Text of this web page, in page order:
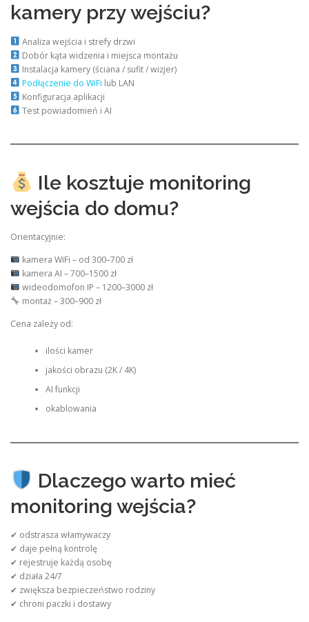
kamery przy wejściu?
Analiza wejścia i strefy drzwi
Dobór kąta widzenia i miejsca montażu
Instalacja kamery (ściana / sufit / wizjer)
Podłączenie do WiFi lub LAN
Konfiguracja aplikacji
Test powiadomień i AI
Ile kosztuje monitoring
wejścia do domu?
Orientacyjnie:
kamera WiFi – od 300–700 zł
kamera AI – 700–1500 zł
wideodomofon IP – 1200–3000 zł
montaż – 300–900 zł
Cena zależy od:
ilości kamer
jakości obrazu (2K / 4K)
AI funkcji
okablowania
Dlaczego warto mieć
monitoring wejścia?
✔ odstrasza włamywaczy
✔ daje pełną kontrolę
✔ rejestruje każdą osobę
✔ działa 24/7
✔ zwiększa bezpieczeństwo rodziny
✔ chroni paczki i dostawy